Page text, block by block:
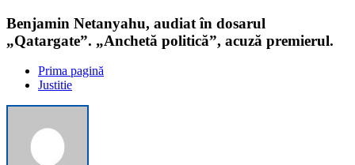
Benjamin Netanyahu, audiat în dosarul
„Qatargate”. „Anchetă politică”, acuză premierul.
Prima pagină
Justitie